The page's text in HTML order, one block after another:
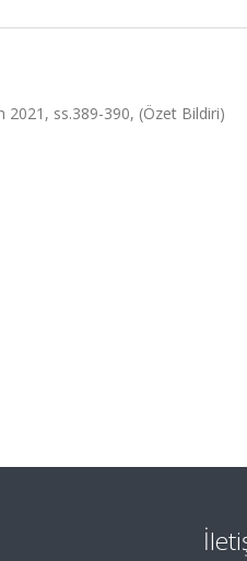
2021, ss.389-390, (Özet Bildiri)